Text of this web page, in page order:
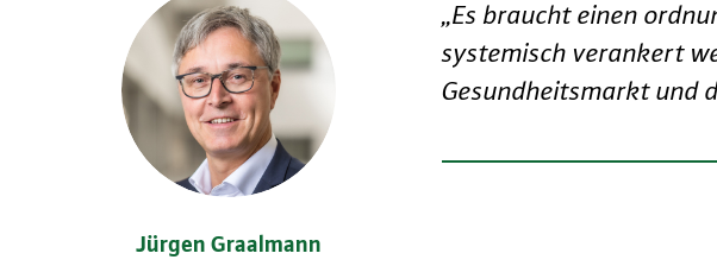
Jürgen Graalmann
„Es braucht einen
systemisch verankert
Gesundheitsmarkt und